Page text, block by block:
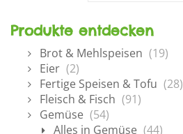
Produkte entdecken
Brot & Mehlspeisen (19)
Eier (2)
Fertige Speisen & Tofu (28)
Fleisch & Fisch (91)
Gemüse (54)
Alles in Gemüse (44)